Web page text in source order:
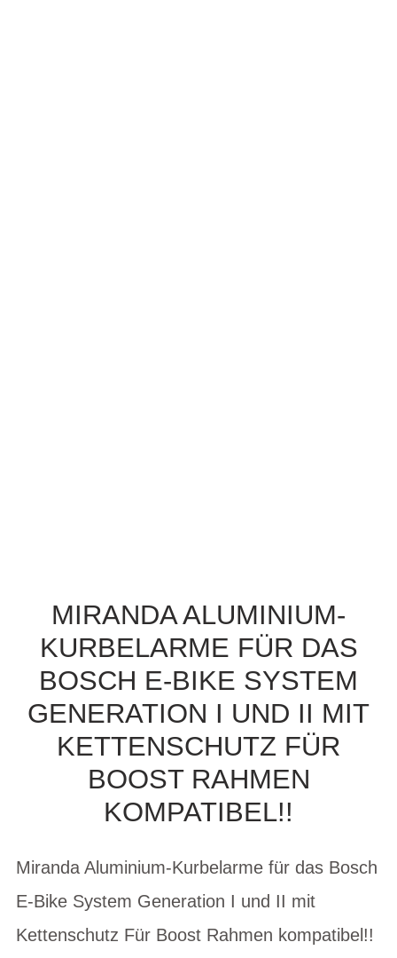
MIRANDA ALUMINIUM-
KURBELARME FÜR DAS
BOSCH E-BIKE SYSTEM
GENERATION I UND II MIT
KETTENSCHUTZ FÜR
BOOST RAHMEN
KOMPATIBEL!!
Miranda Aluminium-Kurbelarme für das Bosch
E-Bike System Generation I und II mit
Kettenschutz Für Boost Rahmen kompatibel!!